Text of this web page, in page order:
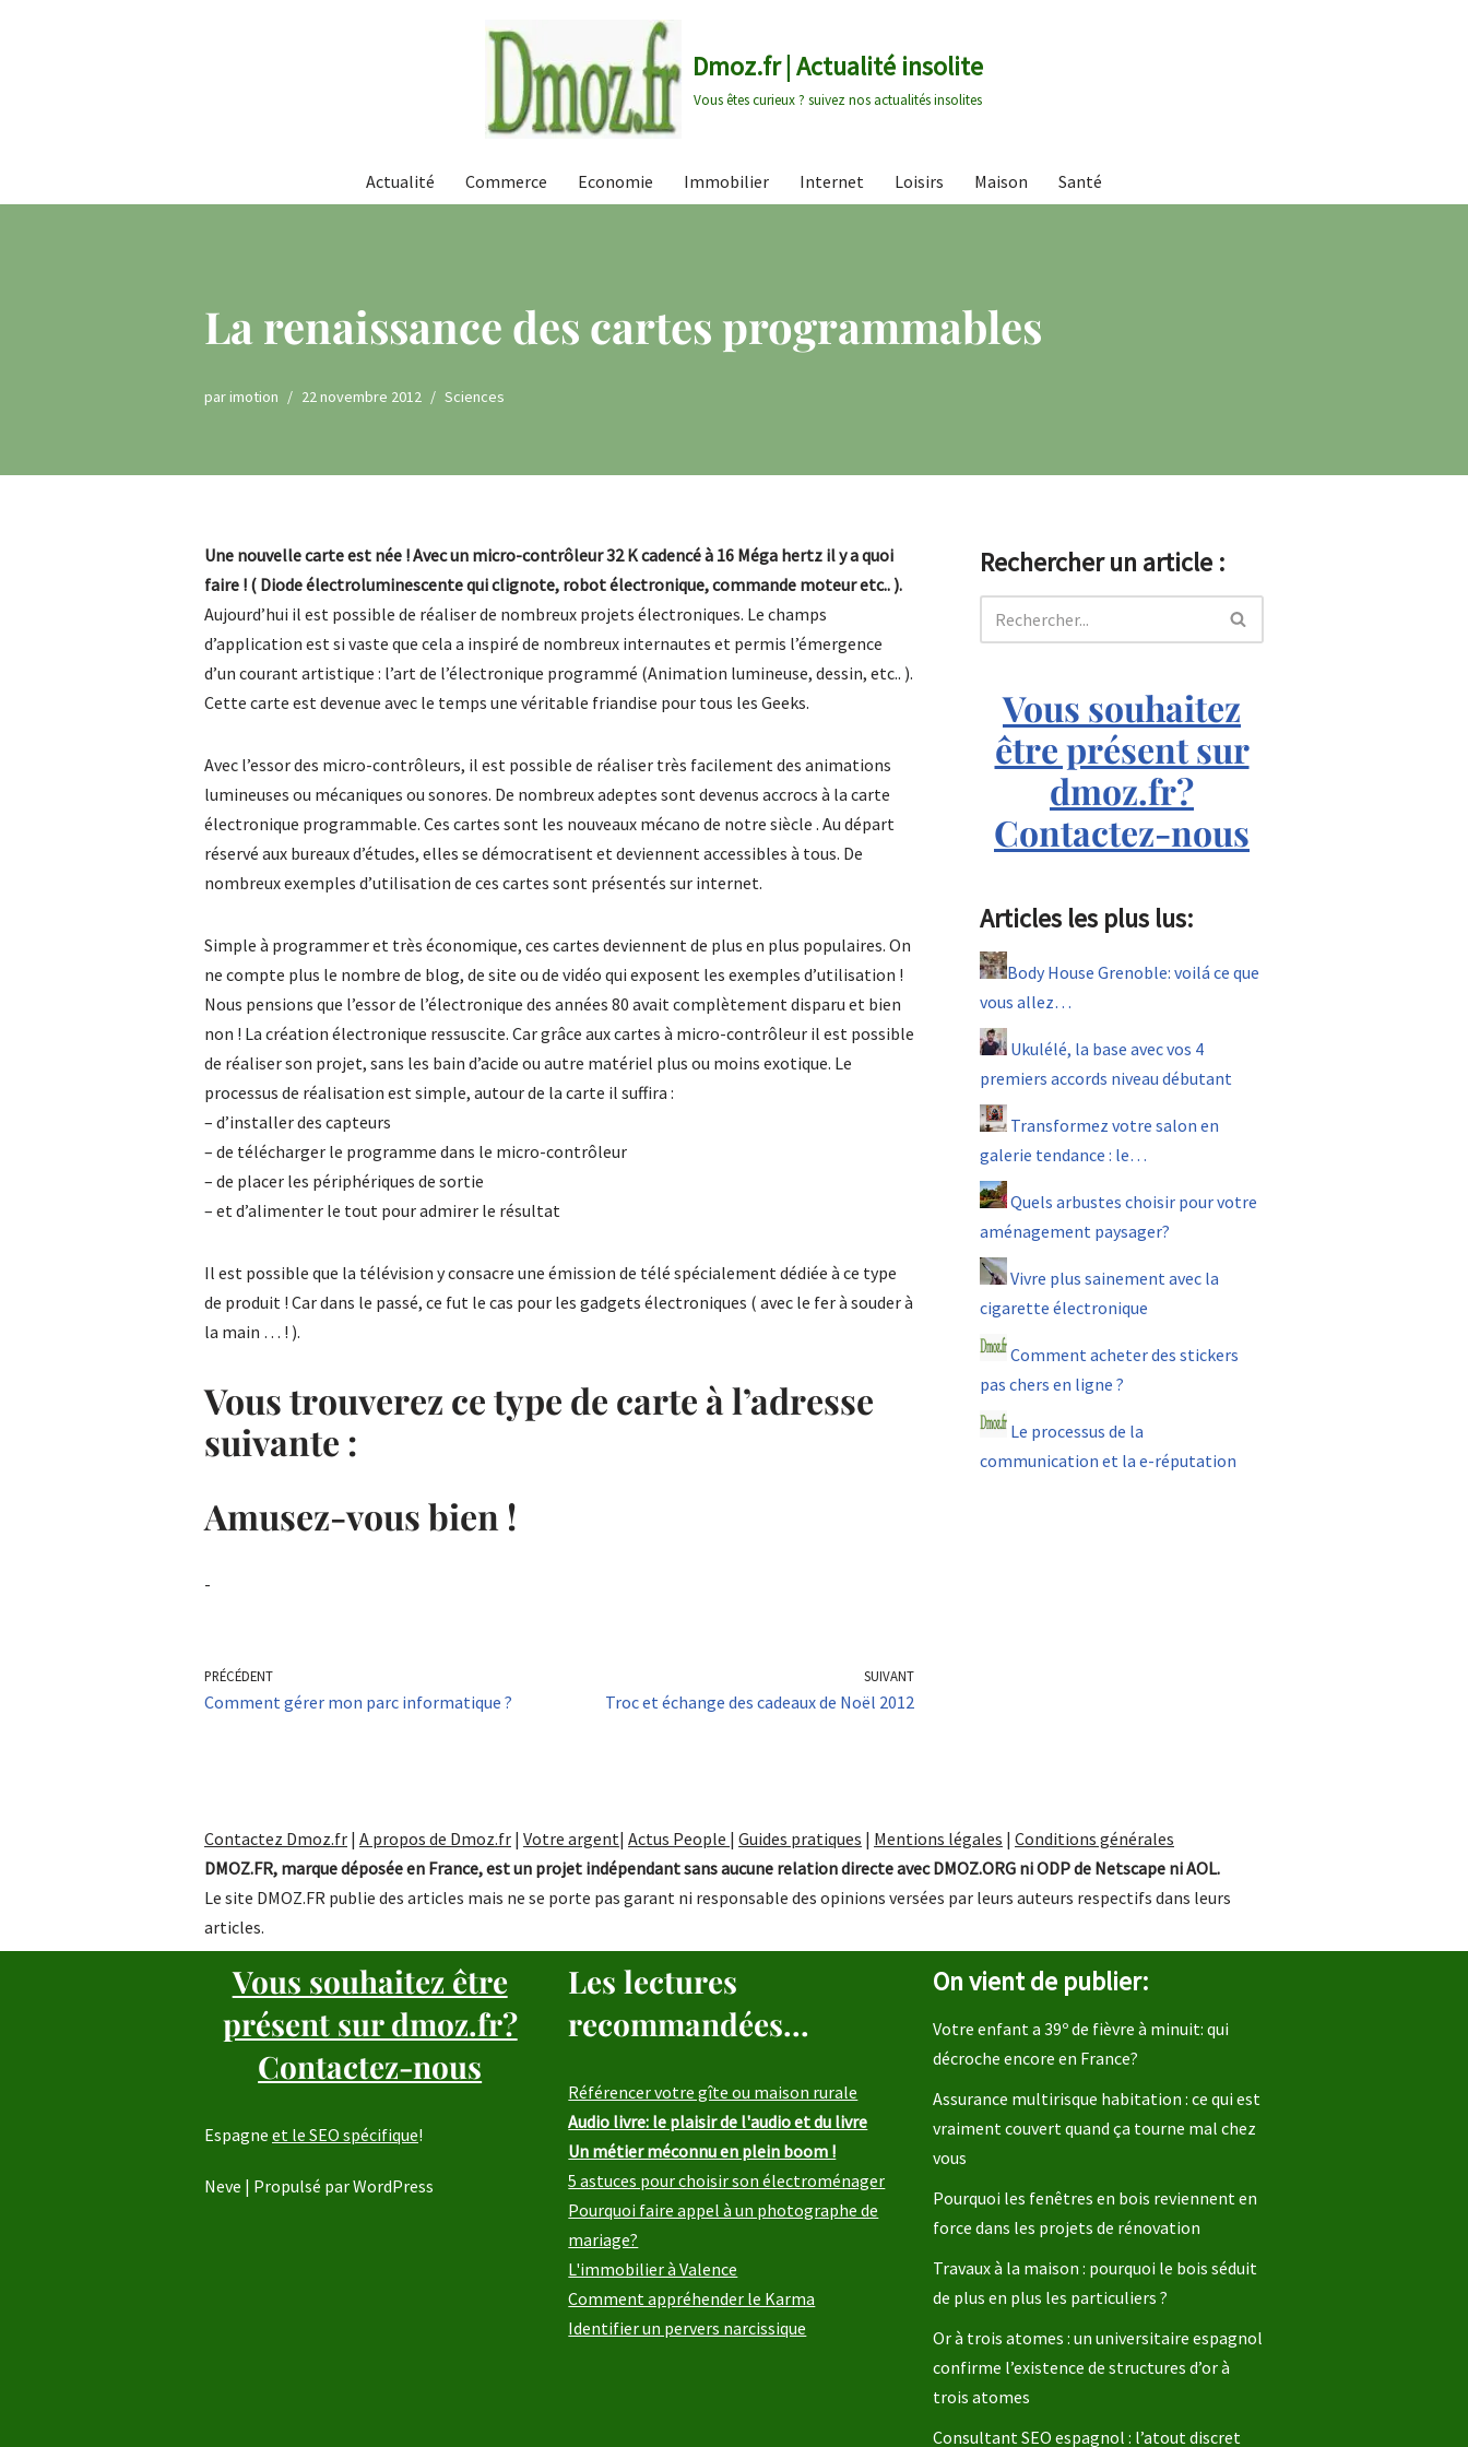
Dmoz.fr | Actualité insolite
Vous êtes curieux ? suivez nos actualités insolites
Actualité Commerce Economie Immobilier Internet Loisirs Maison Santé
La renaissance des cartes programmables
parimotion 22 novembre 2012 Sciences
Une nouvelle carte est née ! Avec un micro-contrôleur 32 K cadencé à 16 Méga hertz il y a quoi
faire ! ( Diode électroluminescente qui clignote, robot électronique, commande moteur etc.. ).
Aujourd’hui il est possible de réaliser de nombreux projets électroniques. Le champs
d’application est si vaste que cela a inspiré de nombreux internautes et permis l’émergence
d’un courant artistique : l’art de l’électronique programmé (Animation lumineuse, dessin, etc.. ).
Cette carte est devenue avec le temps une véritable friandise pour tous les Geeks.
Avec l’essor des micro-contrôleurs, il est possible de réaliser très facilement des animations
lumineuses ou mécaniques ou sonores. De nombreux adeptes sont devenus accrocs à la carte
électronique programmable. Ces cartes sont les nouveaux mécano de notre siècle . Au départ
réservé aux bureaux d’études, elles se démocratisent et deviennent accessibles à tous. De
nombreux exemples d’utilisation de ces cartes sont présentés sur internet.
Simple à programmer et très économique, ces cartes deviennent de plus en plus populaires. On
ne compte plus le nombre de blog, de site ou de vidéo qui exposent les exemples d’utilisation !
Nous pensions que l’essor de l’électronique des années 80 avait complètement disparu et bien
non ! La création électronique ressuscite. Car grâce aux cartes à micro-contrôleur il est possible
de réaliser son projet, sans les bain d’acide ou autre matériel plus ou moins exotique. Le
processus de réalisation est simple, autour de la carte il suffira :
– d’installer des capteurs
– de télécharger le programme dans le micro-contrôleur
– de placer les périphériques de sortie
– et d’alimenter le tout pour admirer le résultat
Il est possible que la télévision y consacre une émission de télé spécialement dédiée à ce type
de produit ! Car dans le passé, ce fut le cas pour les gadgets électroniques ( avec le fer à souder à
la main … ! ).
Vous trouverez ce type de carte à l’adresse
suivante :
Amusez-vous bien !
-
PRÉCÉDENT
Comment gérer mon parc informatique ?
SUIVANT
Troc et échange des cadeaux de Noël 2012
Rechercher un article :
Vous souhaitez
être présent sur
dmoz.fr?
Contactez-nous
Articles les plus lus:
Body House Grenoble: voilá ce que
vous allez…
Ukulélé, la base avec vos 4
premiers accords niveau débutant
Transformez votre salon en
galerie tendance : le…
Quels arbustes choisir pour votre
aménagement paysager?
Vivre plus sainement avec la
cigarette électronique
Comment acheter des stickers
pas chers en ligne ?
Le processus de la
communication et la e-réputation
Contactez Dmoz.fr | A propos de Dmoz.fr | Votre argent| Actus People | Guides pratiques | Mentions légales | Conditions générales
DMOZ.FR, marque déposée en France, est un projet indépendant sans aucune relation directe avec DMOZ.ORG ni ODP de Netscape ni AOL.
Le site DMOZ.FR publie des articles mais ne se porte pas garant ni responsable des opinions versées par leurs auteurs respectifs dans leurs
articles.
Vous souhaitez être
présent sur dmoz.fr?
Contactez-nous
Espagne et le SEO spécifique!
Neve | Propulsé parWordPress
Les lectures
recommandées...
Référencer votre gîte ou maison rurale
Audio livre: le plaisir de l'audio et du livre
Un métier méconnu en plein boom !
5 astuces pour choisir son électroménager
Pourquoi faire appel à un photographe de
mariage?
L'immobilier à Valence
Comment appréhender le Karma
Identifier un pervers narcissique
On vient de publier:
Votre enfant a 39º de fièvre à minuit: qui
décroche encore en France?
Assurance multirisque habitation : ce qui est
vraiment couvert quand ça tourne mal chez
vous
Pourquoi les fenêtres en bois reviennent en
force dans les projets de rénovation
Travaux à la maison : pourquoi le bois séduit
de plus en plus les particuliers ?
Or à trois atomes : un universitaire espagnol
confirme l’existence de structures d’or à
trois atomes
Consultant SEO espagnol : l’atout discret